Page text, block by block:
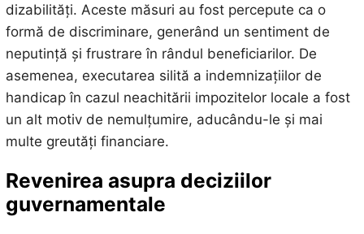
dizabilități. Aceste măsuri au fost percepute ca o
formă de discriminare, generând un sentiment de
neputință și frustrare în rândul beneficiarilor. De
asemenea, executarea silită a indemnizațiilor de
handicap în cazul neachitării impozitelor locale a fost
un alt motiv de nemulțumire, aducându-le și mai
multe greutăți financiare.
Revenirea asupra deciziilor
guvernamentale